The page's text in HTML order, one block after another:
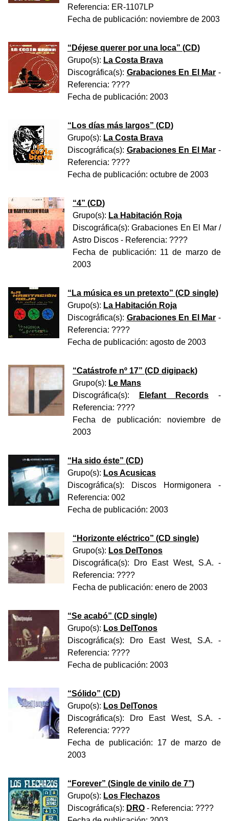
Referencia: ER-1107LP
Fecha de publicación: noviembre de 2003
“ Déjese querer por una loca” (CD)
Grupo(s): La Costa Brava
Discográfica(s): Grabaciones En El Mar -
Referencia: ????
Fecha de publicación: 2003
“ Los días más largos” (CD)
Grupo(s): La Costa Brava
Discográfica(s): Grabaciones En El Mar -
Referencia: ????
Fecha de publicación: octubre de 2003
“4” (CD)
Grupo(s): La Habitación Roja
Discográfica(s):Grabaciones En El Mar /
Astro Discos - Referencia: ????
Fecha de publicación: 11 de marzo de
2003
“ La música es un pretexto” (CD single)
Grupo(s): La Habitación Roja
Discográfica(s): Grabaciones En El Mar -
Referencia: ????
Fecha de publicación: agosto de 2003
“Catástrofe nº 17” (CD digipack)
Grupo(s): Le Mans
Discográfica(s):
Elefant Records -
Referencia: ????
Fecha de publicación: noviembre de
2003
“ Ha sido éste” (CD)
Grupo(s): Los Acusicas
Discográfica(s):
Discos Hormigonera -
Referencia: 002
Fecha de publicación: 2003
“ Horizonte eléctrico” (CD single)
Grupo(s): Los DelTonos
Discográfica(s):
Dro East West, S.A. -
Referencia: ????
Fecha de publicación: enero de 2003
“Se acabó” (CD single)
Grupo(s): Los DelTonos
Discográfica(s):
Dro East West, S.A. -
Referencia: ????
Fecha de publicación: 2003
“Sólido” (CD)
Grupo(s): Los DelTonos
Discográfica(s):
Dro East West, S.A. -
Referencia: ????
Fecha de publicación: 17 de marzo de
2003
“ Forever” (Single de vinilo de 7’’)
Grupo(s): Los Flechazos
Discográfica(s): DRO - Referencia: ????